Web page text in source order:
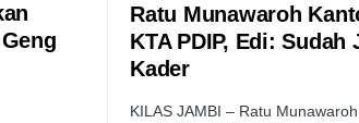
Ratu Munawaroh
KTA PDIP, Edi: Sudah
Kader
KILAS JAMBI – Ratu